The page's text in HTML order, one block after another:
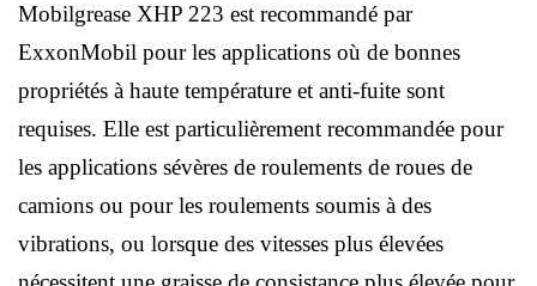
Mobilgrease XHP 223 est recommandé par
ExxonMobil pour les applications où de bonnes
propriétés à haute température et anti-fuite sont
requises. Elle est particulièrement recommandée pour
les applications sévères de roulements de roues de
camions ou pour les roulements soumis à des
vibrations, ou lorsque des vitesses plus élevées